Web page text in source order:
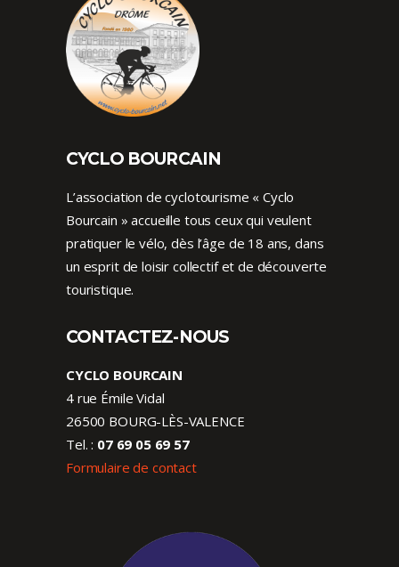
CYCLO BOURCAIN
L’association de cyclotourisme « Cyclo
Bourcain » accueille tous ceux qui veulent
pratiquer le vélo, dès l’âge de 18 ans, dans
un esprit de loisir collectif et de découverte
touristique.
CONTACTEZ-NOUS
CYCLO BOURCAIN
4 rue Émile Vidal
26500 BOURG-LÈS-VALENCE
Tel. : 07 69 05 69 57
Formulaire de contact